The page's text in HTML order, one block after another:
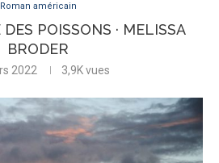
Roman américain
POISSONS · MELISSA
BRODER
2022 3,9Kvues